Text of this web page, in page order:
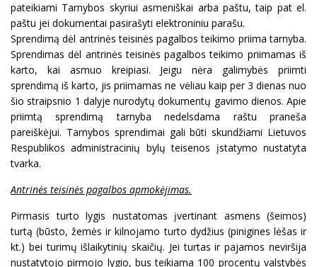
pateikiami Tarnybos skyriui asmeniškai arba paštu, taip pat el.
paštu jei dokumentai pasirašyti elektroniniu parašu.
Sprendimą dėl antrinės teisinės pagalbos teikimo priima tarnyba.
Sprendimas dėl antrinės teisinės pagalbos teikimo priimamas iš
karto, kai asmuo kreipiasi. Jeigu nėra galimybės priimti
sprendimą iš karto, jis priimamas ne vėliau kaip per 3 dienas nuo
šio straipsnio 1 dalyje nurodytų dokumentų gavimo dienos. Apie
priimtą sprendimą tarnyba nedelsdama raštu praneša
pareiškėjui. Tarnybos sprendimai gali būti skundžiami Lietuvos
Respublikos administracinių bylų teisenos įstatymo nustatyta
tvarka.
Antrinės teisinės pagalbos apmokėjimas.
Pirmasis turto lygis nustatomas įvertinant asmens (šeimos)
turtą (būsto, žemės ir kilnojamo turto dydžius (pinigines lėšas ir
kt.) bei turimų išlaikytinių skaičių. Jei turtas ir pajamos neviršija
nustatytojo pirmojo lygio, bus teikiama 100 procentų valstybės